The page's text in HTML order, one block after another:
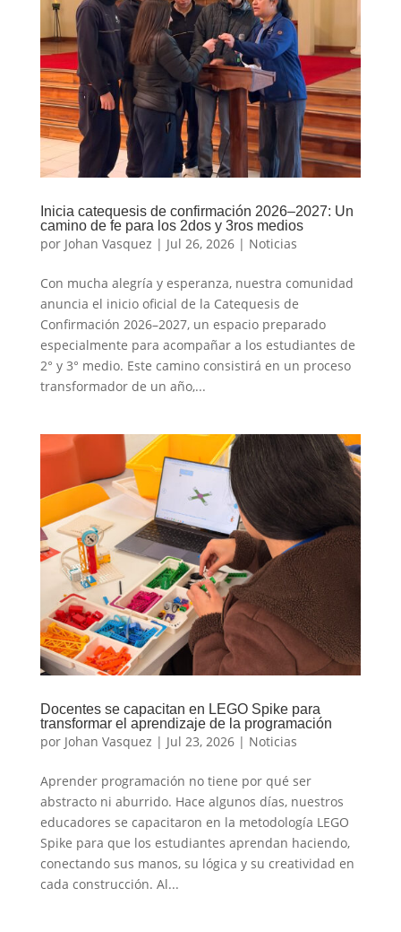
Inicia catequesis de confirmación 2026–2027: Un
camino de fe para los 2dos y 3ros medios
por Johan Vasquez | Jul 26, 2026| Noticias
Con mucha alegría y esperanza, nuestra comunidad
anuncia el inicio oficial de la Catequesis de
Confirmación 2026–2027, un espacio preparado
especialmente para acompañar a los estudiantes de
2° y 3° medio. Este camino consistirá en un proceso
transformador de un año,...
Docentes se capacitan en LEGO Spike para
transformar el aprendizaje de la programación
por Johan Vasquez | Jul 23, 2026| Noticias
Aprender programación no tiene por qué ser
abstracto ni aburrido. Hace algunos días, nuestros
educadores se capacitaron en la metodología LEGO
Spike para que los estudiantes aprendan haciendo,
conectando sus manos, su lógica y su creatividad en
cada construcción. Al...